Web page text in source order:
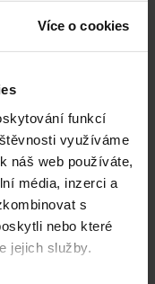
Více o cookies
funkcí
využíváme
náš web používáte,
média, inzerci a
s
nebo které
jejich služby.